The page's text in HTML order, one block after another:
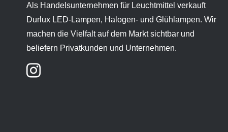
Als Handelsunternehmen für Leuchtmittel verkauft
Durlux LED-Lampen, Halogen- und Glühlampen. Wir
machen die Vielfalt auf dem Markt sichtbar und
beliefern Privatkunden und Unternehmen.